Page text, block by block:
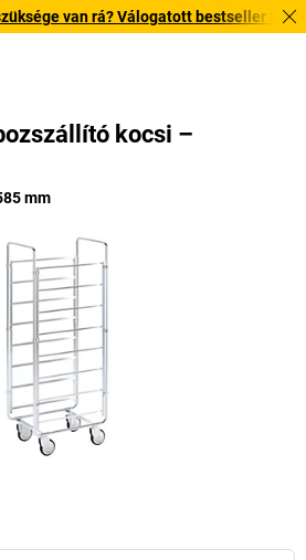
van rá? Válogatott bestseller
kocsi –
mm